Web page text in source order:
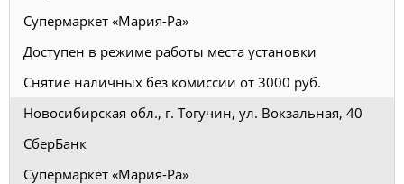
Супермаркет «Мария-Ра»
Доступен в режиме работы места установки
Снятие наличных без комиссии от 3000 руб.
Новосибирская обл., г. Тогучин, ул. Вокзальная, 40
СберБанк
Супермаркет «Мария-Ра»